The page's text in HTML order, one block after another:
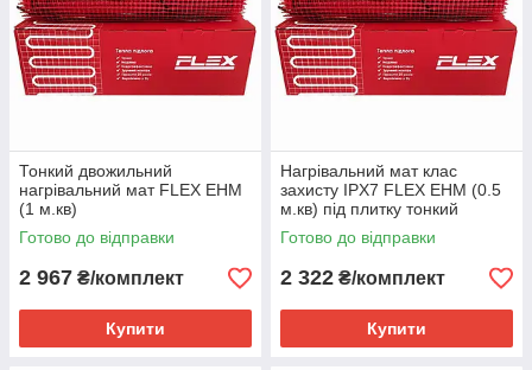
Тонкий двожильний
нагрівальний мат FLEX EHM
(1 м.кв)
Готово до відправки
2 967 ₴/комплект
Купити
Нагрівальний мат клас
захисту IPX7 FLEX EHM (0.5
м.кв) під плитку тонкий
Готово до відправки
2 322 ₴/комплект
Купити